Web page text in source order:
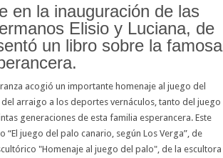
en la inauguración de las
Elisio y Luciana, de
un libro sobre la famosa
acogió un importante homenaje al juego del
arraigo a los deportes vernáculos, tanto del juego
generaciones de esta familia esperancera. Este
juego del palo canario, según Los Verga”, de
"Homenaje al juego del palo", de la escultora